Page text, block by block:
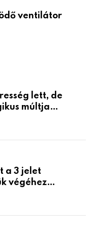
ventilátor
lett, de
múltja
a 3 jelet
végéhez